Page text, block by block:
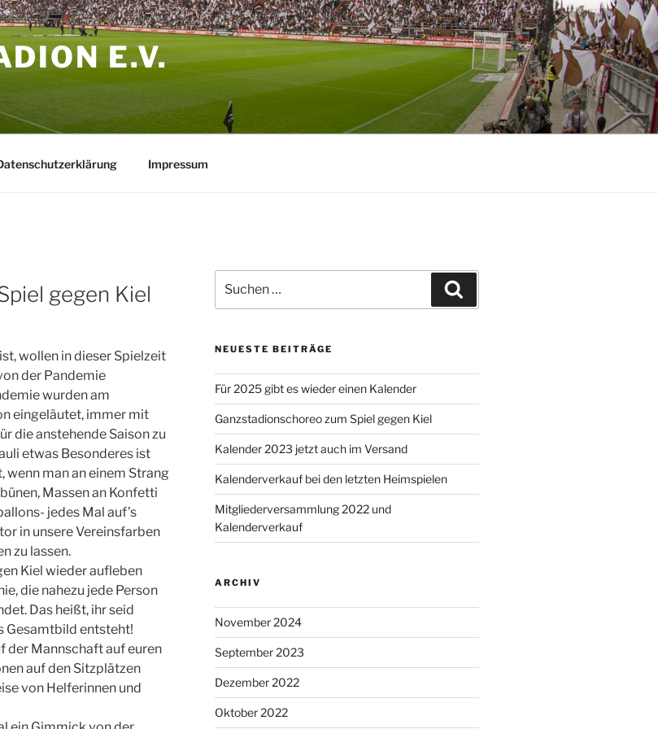
E.V.
Impressum
gegen Kiel
wollen in dieser Spielzeit
der Pandemie
wurden am
eingeläutet, immer mit
die anstehende Saison zu
etwas Besonderes ist
wenn man an einem Strang
Massen an Konfetti
jedes Mal auf’s
in unsere Vereinsfarben
zu lassen.
Kiel wieder aufleben
die nahezu jede Person
Das heißt, ihr seid
Gesamtbild entsteht!
der Mannschaft auf euren
auf den Sitzplätzen
von Helferinnen und
nach:
NEUESTE BEITRÄGE
Für 2025 gibt es wieder einen Kalender
Ganzstadionschoreo zum Spiel gegen Kiel
Kalender 2023 jetzt auch im Versand
Kalenderverkauf bei den letzten Heimspielen
Mitgliederversammlung 2022 und
Kalenderverkauf
ARCHIV
November 2024
September 2023
Dezember 2022
Oktober 2022